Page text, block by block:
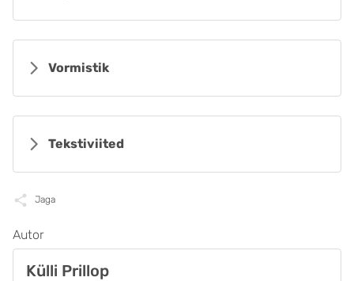
Vormistik
Tekstiviited
Jaga
Autor
Külli Prillop